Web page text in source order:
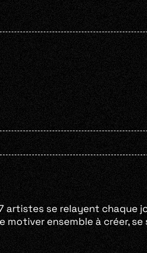
artistes se relayent chaque
motiver ensemble à créer,